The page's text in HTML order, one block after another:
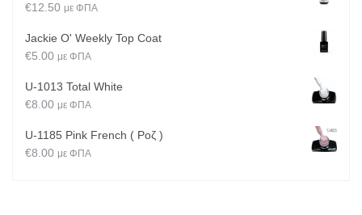
€12.50 με ΦΠΑ
Jackie O' Weekly Top Coat
€5.00 με ΦΠΑ
U-1013 Total White
€8.00 με ΦΠΑ
U-1185 Pink French ( Ροζ )
€8.00 με ΦΠΑ